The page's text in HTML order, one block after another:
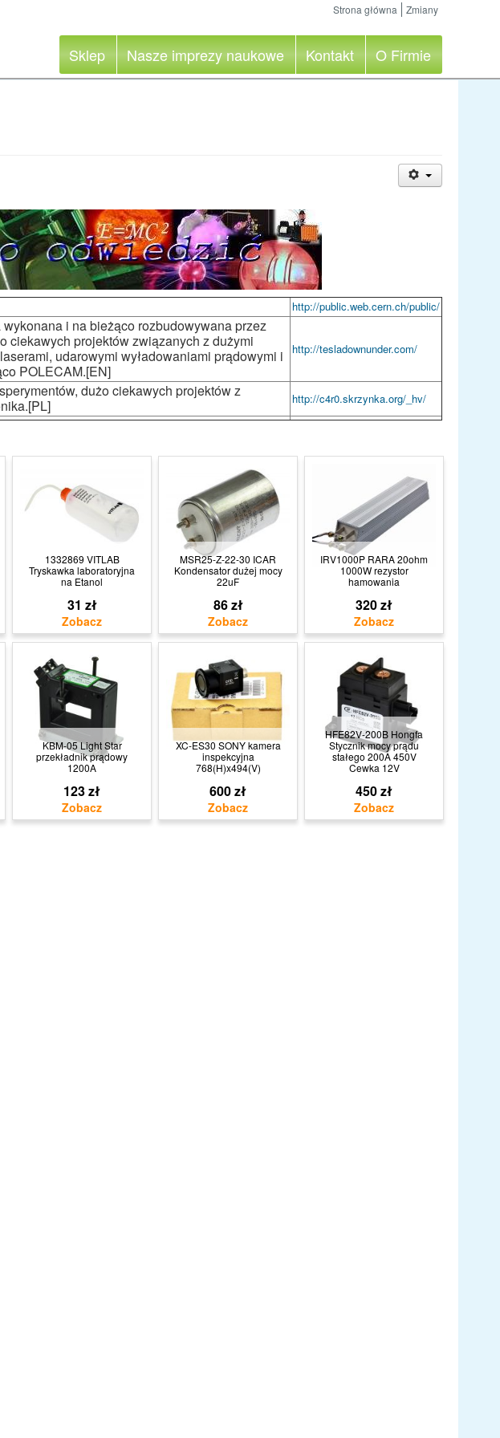
Strona główna Zmiany
Sklep Nasze imprezy naukowe Kontakt O Firmie
http://public.web.cern.ch/public/
i na bieżąco rozbudowywana przez
ciekawych projektów związanych z dużymi
udarowymi wyładowaniami prądowymi i
POLECAM.[EN]
http://tesladownunder.com/
dużo ciekawych projektów z
http://c4r0.skrzynka.org/_hv/
1332869 VITLAB
Tryskawka laboratoryjna
na Etanol
31 zł
MSR25-Z-22-30 ICAR
Kondensator dużej mocy
22uF
86 zł
IRV1000P RARA 20ohm
1000W rezystor
hamowania
320 zł
KBM-05 Light Star
przekładnik prądowy
1200A
123 zł
XC-ES30 SONY kamera
inspekcyjna
768(H)x494(V)
600 zł
HFE82V-200B Hongfa
Stycznik mocy prądu
stałego 200A 450V
Cewka 12V
450 zł